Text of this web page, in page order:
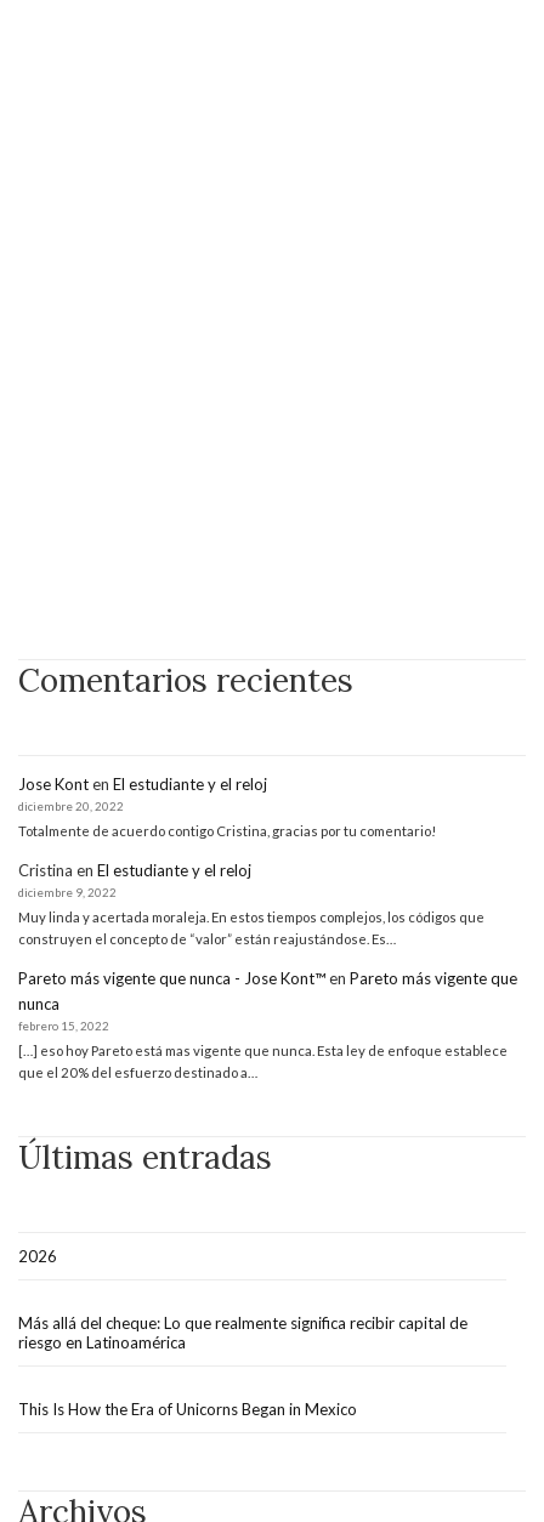
Comentarios recientes
Jose Konten El estudiante y el reloj
diciembre 20, 2022
Totalmente de acuerdo contigo Cristina, gracias por tu comentario!
Cristina en El estudiante y el reloj
diciembre 9, 2022
Muy linda y acertada moraleja. En estos tiempos complejos, los códigos que
construyen el concepto de “valor” están reajustándose. Es…
Pareto más vigente que nunca - Jose Kont™en Pareto más vigente que
nunca
febrero 15, 2022
[…] eso hoy Pareto está mas vigente que nunca. Esta ley de enfoque establece
que el 20% del esfuerzo destinado a…
Últimas entradas
2026
Más allá del cheque: Lo que realmente significa recibir capital de
riesgo en Latinoamérica
This Is How the Era of Unicorns Began in Mexico
Archivos